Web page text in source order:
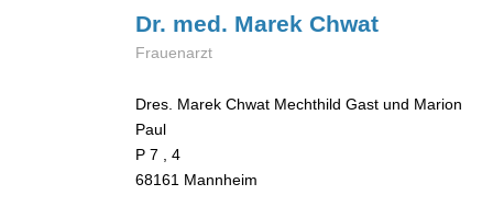
Dr. med. MarekChwat
Frauenarzt
Dres. Marek Chwat Mechthild Gast und Marion
Paul
P 7 , 4
68161 Mannheim